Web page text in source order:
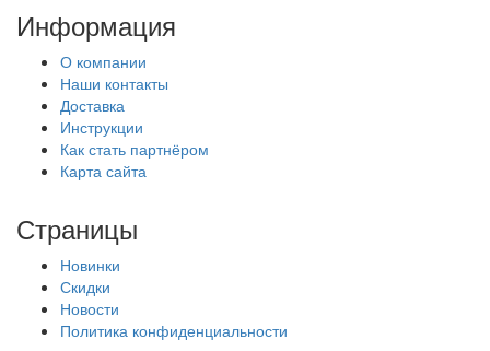
Информация
О компании
Наши контакты
Доставка
Инструкции
Как стать партнёром
Карта сайта
Страницы
Новинки
Скидки
Новости
Политика конфиденциальности